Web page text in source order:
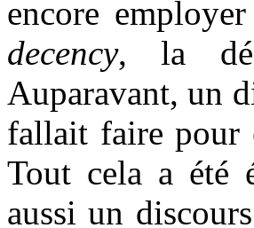
encore
decency, la
Auparavant, un
fallait faire pour
Tout cela a été
aussi un